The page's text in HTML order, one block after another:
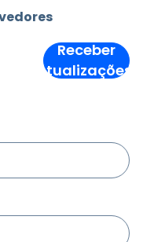
Receber
Atualizações!